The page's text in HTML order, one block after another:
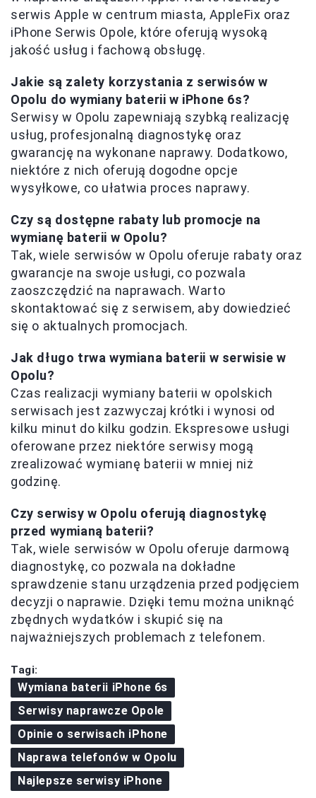
serwis Apple w centrum miasta, AppleFix oraz
iPhone Serwis Opole, które oferują wysoką
jakość usług i fachową obsługę.
Jakie są zalety korzystania z serwisów w
Opolu do wymiany baterii w iPhone 6s?
Serwisy w Opolu zapewniają szybką realizację
usług, profesjonalną diagnostykę oraz
gwarancję na wykonane naprawy. Dodatkowo,
niektóre z nich oferują dogodne opcje
wysyłkowe, co ułatwia proces naprawy.
Czy są dostępne rabaty lub promocje na
wymianę baterii w Opolu?
Tak, wiele serwisów w Opolu oferuje rabaty oraz
gwarancje na swoje usługi, co pozwala
zaoszczędzić na naprawach. Warto
skontaktować się z serwisem, aby dowiedzieć
się o aktualnych promocjach.
Jak długo trwa wymiana baterii w serwisie w
Opolu?
Czas realizacji wymiany baterii w opolskich
serwisach jest zazwyczaj krótki i wynosi od
kilku minut do kilku godzin. Ekspresowe usługi
oferowane przez niektóre serwisy mogą
zrealizować wymianę baterii w mniej niż
godzinę.
Czy serwisy w Opolu oferują diagnostykę
przed wymianą baterii?
Tak, wiele serwisów w Opolu oferuje darmową
diagnostykę, co pozwala na dokładne
sprawdzenie stanu urządzenia przed podjęciem
decyzji o naprawie. Dzięki temu można uniknąć
zbędnych wydatków i skupić się na
najważniejszych problemach z telefonem.
Tagi:
Wymiana baterii iPhone 6s
Serwisy naprawcze Opole
Opinie o serwisach iPhone
Naprawa telefonów w Opolu
Najlepsze serwisy iPhone